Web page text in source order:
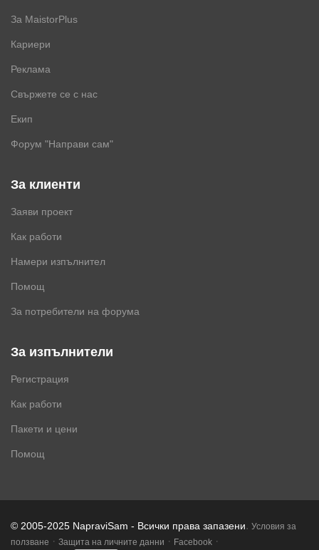
За MaistorPlus
Кариери
Реклама
Свържете се с нас
Екип
Форум "Направи сам"
За клиенти
Заяви проект
Как работи
Намери изпълнител
Помощ
За потребители на форума
За изпълнители
Регистрация
Как работи
Пакети и цени
Помощ
© 2005-2025 NapraviSam - Всички права запазени. Условия за
ползване · Защита на личните данни · Facebook ·